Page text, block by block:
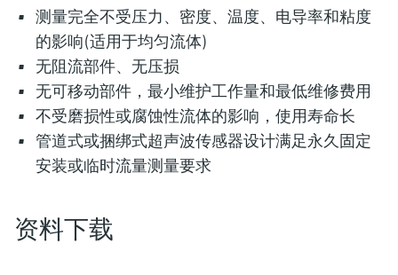
测量完全不受压力、密度、温度、电导率和粘度
的影响(适用于均匀流体)
无阻流部件、无压损
无可移动部件，最小维护工作量和最低维修费用
不受磨损性或腐蚀性流体的影响，使用寿命长
管道式或捆绑式超声波传感器设计满足永久固定
安装或临时流量测量要求
资料下载